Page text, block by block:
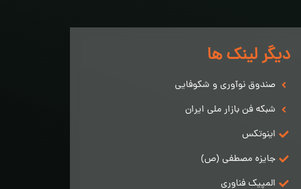
دیگر لینک ها
صندوق نوآوری و شکوفایی
شبکه فن بازار ملی ایران
اینوتکس
جایزه مصطفی (ص)
المپیک فناوری